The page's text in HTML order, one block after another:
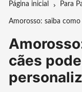
Página inicial Para
Amorosso: saiba
cães